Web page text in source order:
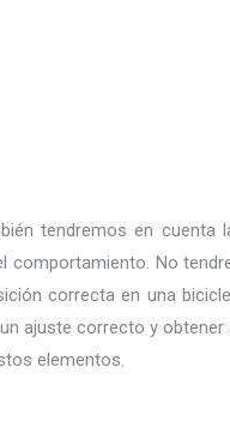
tendremos en cuenta
comportamiento. No
correcta en una
ajuste correcto y obtener
elementos.